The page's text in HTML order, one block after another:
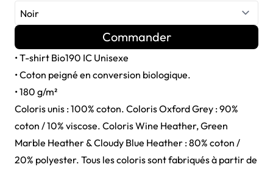
Commander
• T-shirt Bio190 IC Unisexe
• Coton peigné en conversion biologique.
• 180 g/m²
Coloris unis : 100% coton. Coloris Oxford Grey : 90%
coton / 10% viscose. Coloris Wine Heather, Green
Marble Heather & Cloudy Blue Heather : 80% coton /
20% polyester. Tous les coloris sont fabriqués à partir de